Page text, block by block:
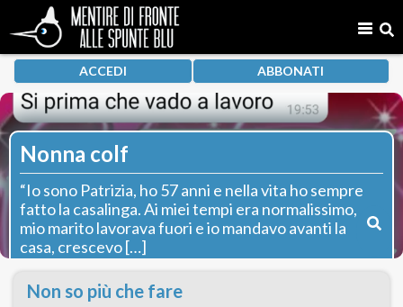
ACCEDI ABBONATI
Nonna colf
“Io sono Patrizia, ho 57 anni e nella vita ho sempre
fatto la casalinga. Ai miei tempi era normalissimo,
mio marito lavorava fuori e io mandavo avanti la
casa, crescevo […]
Non so più che fare